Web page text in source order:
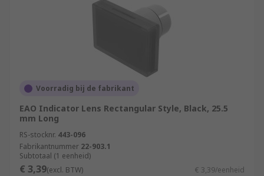
Lenses are available in various shapes, profiles
• Rectangular, round and square
• Clear or coloured
Voorradig bij de fabrikant
EAO Indicator Lens Rectangular Style, Black, 25.5
mm Long
RS-stocknr. 443-096
Fabrikantnummer 22-903.1
Subtotaal (1 eenheid)
€ 3,39(excl. BTW) € 3,39/eenheid